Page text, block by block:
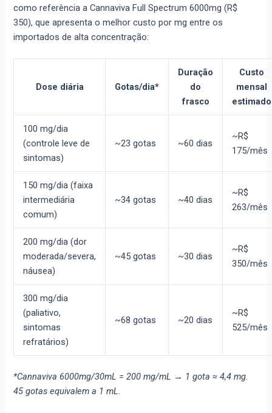
como referência a Cannaviva Full Spectrum 6000mg (R$
350), que apresenta o melhor custo por mg entre os
importados de alta concentração:
Dose diária Gotas/dia*
Duração
do
frasco
Custo
mensal
estimado
100 mg/dia
(controle leve de
sintomas)
~23 gotas ~60 dias
~R$
175/mês
150 mg/dia (faixa
intermediária
comum)
~34 gotas ~40 dias
~R$
263/mês
200 mg/dia (dor
moderada/severa,
náusea)
~45 gotas ~30 dias
~R$
350/mês
300 mg/dia
(paliativo,
sintomas
refratários)
~68 gotas ~20 dias
~R$
525/mês
*Cannaviva 6000mg/30mL = 200 mg/mL → 1 gota ≈ 4,4 mg.
45 gotas equivalem a 1 mL.